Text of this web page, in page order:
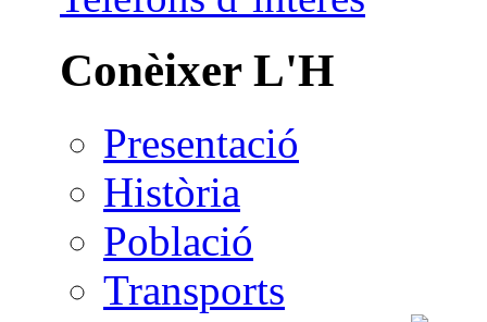
Conèixer L'H
Presentació
Història
Població
Transports